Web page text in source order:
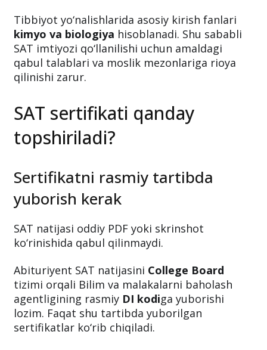
Tibbiyot yo‘nalishlarida asosiy kirish fanlari
kimyo va biologiya hisoblanadi. Shu sababli
SAT imtiyozi qo‘llanilishi uchun amaldagi
qabul talablari va moslik mezonlariga rioya
qilinishi zarur.
SAT sertifikati qanday
topshiriladi?
Sertifikatni rasmiy tartibda
yuborish kerak
SAT natijasi oddiy PDF yoki skrinshot
ko‘rinishida qabul qilinmaydi.
Abituriyent SAT natijasini College Board
tizimi orqali Bilim va malakalarni baholash
agentligining rasmiy DI kodiga yuborishi
lozim. Faqat shu tartibda yuborilgan
sertifikatlar ko‘rib chiqiladi.